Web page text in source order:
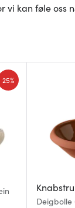
vi kan føle oss
25%
Deigbolle